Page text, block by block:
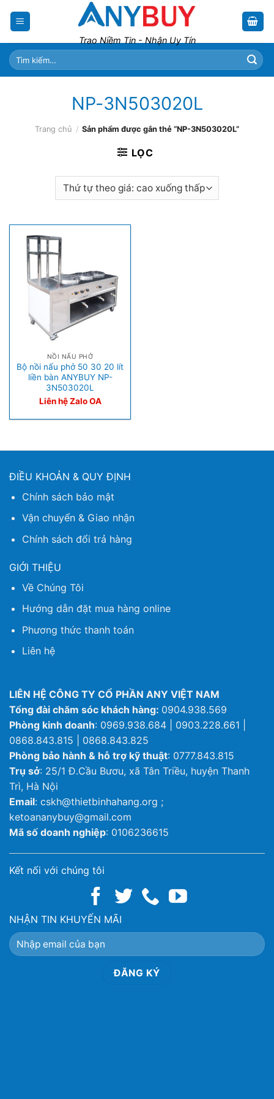
Trao Niềm Tin - Nhận Uy Tín
Tìm
kiếm:
NP-3N503020L
Trang chủ / Sản phẩm được gắn thẻ “NP-3N503020L”
LỌC
NỒI NẤU PHỞ
Bộ nồi nấu phở 50 30 20 lít
liền bàn ANYBUY NP-
3N503020L
Liên hệ Zalo OA
ĐIỀU KHOẢN & QUY ĐỊNH
Chính sách bảo mật
Vận chuyển & Giao nhận
Chính sách đổi trả hàng
GIỚI THIỆU
Về Chúng Tôi
Hướng dẫn đặt mua hàng online
Phương thức thanh toán
Liên hệ
LIÊN HỆ CÔNG TY CỔ PHẦN ANY VIỆT NAM
Tổng đài chăm sóc khách hàng: 0904.938.569
Phòng kinh doanh: 0969.938.684 | 0903.228.661 |
0868.843.815 | 0868.843.825
Phòng bảo hành & hỗ trợ kỹ thuật: 0777.843.815
Trụ sở: 25/1 Đ.Cầu Bươu, xã Tân Triều, huyện Thanh
Trì, Hà Nội
Email: cskh@thietbinhahang.org ;
ketoananybuy@gmail.com
Mã số doanh nghiệp: 0106236615
Kết nối với chúng tôi
NHẬN TIN KHUYẾN MÃI